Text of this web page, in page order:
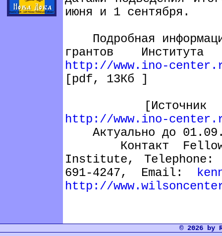
июня и 1 сентября.
Подробная
грантов
http://www.ino-
[pdf, 13Кб ]
[Источник
http://www.ino-
Актуально до
Контакт
Institute, Telephone:
691-4247, Email:
http://
© 2026 by